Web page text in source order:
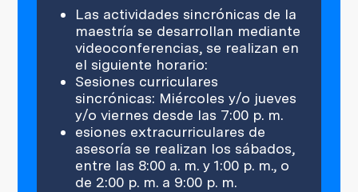
Las actividades sincrónicas de la
maestría se desarrollan mediante
videoconferencias, se realizan en
el siguiente horario:
Sesiones curriculares
sincrónicas: Miércoles y/o jueves
y/o viernes desde las 7:00 p. m.
esiones extracurriculares de
asesoría se realizan los sábados,
entre las 8:00 a. m. y 1:00 p. m., o
de 2:00 p. m. a 9:00 p. m.